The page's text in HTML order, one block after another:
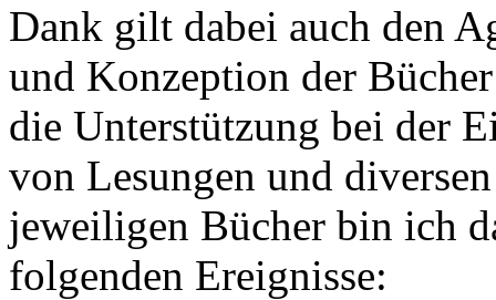
Dank gilt dabei auch den
und Konzeption der
die Unterstützung bei der
von Lesungen und
jeweiligen Bücher bin ich
folgenden Ereignisse: